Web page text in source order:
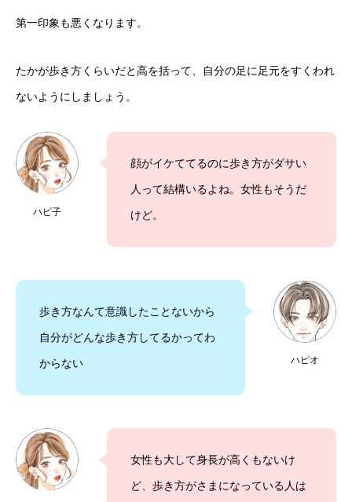
第一印象も悪くなります。
たかが歩き方くらいだと高を括って、自分の足に足元をすくわれ
ないようにしましょう。
ハピ子
顔がイケててるのに歩き方がダサい
人って結構いるよね。女性もそうだ
けど。
ハピオ
歩き方なんて意識したことないから
自分がどんな歩き方してるかってわ
からない
女性も大して身長が高くもないけ
ど、歩き方がさまになっている人は